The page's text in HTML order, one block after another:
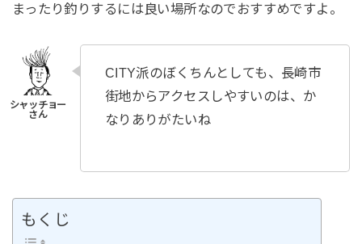
まったり釣りするには良い場所なのでおすすめですよ。
CITY派のぼくちんとしても、長崎市
街地からアクセスしやすいのは、か
なりありがたいね
もくじ